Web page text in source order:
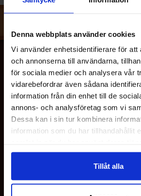
Denna webbplats använder cookies
Vi använder enhetsidentifierare för att
och annonserna till användarna,
för sociala medier och analysera vår
vidarebefordrar även sådana
information från din enhet till de
annons- och analysföretag som vi
Dessa kan i sin tur kombinera
information som du har tillhandahållit
Tillåt alla